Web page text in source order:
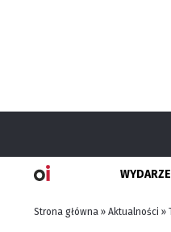
Strona główna » Aktualności »